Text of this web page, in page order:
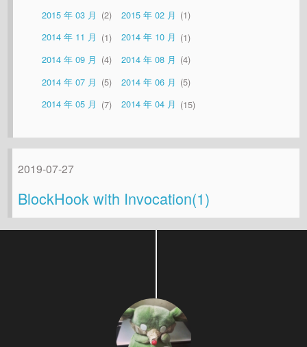
2015 年 03 月
2 2015 年 02 月
1
2014 年 11 月
1 2014 年 10 月
1
2014 年 09 月
4 2014 年 08 月
4
2014 年 07 月
5 2014 年 06 月
5
2014 年 05 月
7 2014 年 04 月 15
2019-07-27
BlockHook with Invocation(1)